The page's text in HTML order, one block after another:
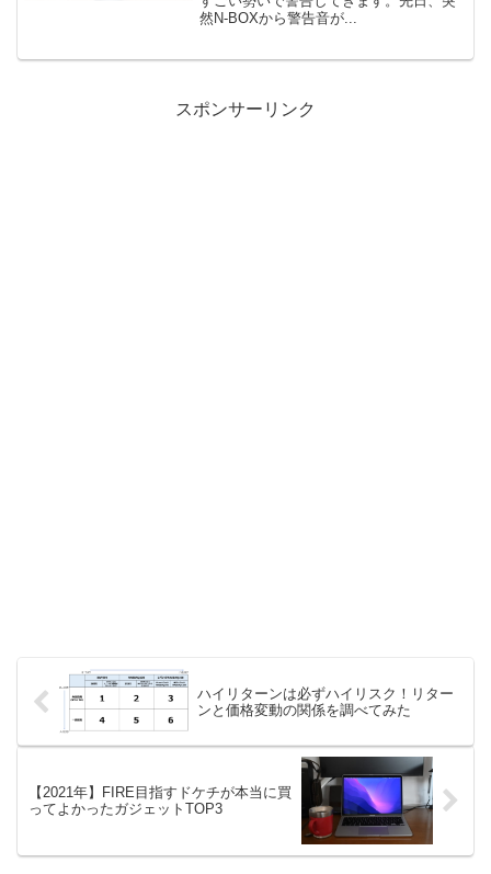
然N-BOXから警告音が...
スポンサーリンク
ハイリターンは必ずハイリスク！リター
ンと価格変動の関係を調べてみた
【2021年】FIRE目指すドケチが本当に買
ってよかったガジェットTOP3